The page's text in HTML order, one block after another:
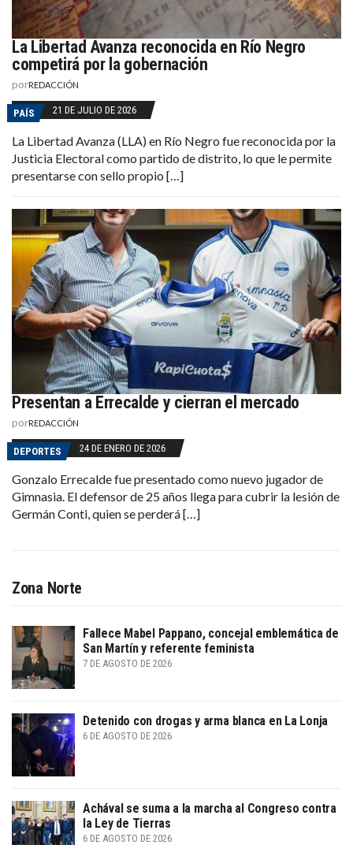
La Libertad Avanza reconocida en Río Negro
competirá por la gobernación
porREDACCIÓN
PAÍS 21 DE JULIO DE 2026
La Libertad Avanza (LLA) en Río Negro fue reconocida por la
Justicia Electoral como partido de distrito, lo que le permite
presentarse con sello propio […]
Presentan a Errecalde y cierran el mercado
porREDACCIÓN
DEPORTES 24 DE ENERO DE 2026
Gonzalo Errecalde fue presentado como nuevo jugador de
Gimnasia. El defensor de 25 años llega para cubrir la lesión de
Germán Conti, quien se perderá […]
Zona Norte
Fallece Mabel Pappano, concejal emblemática de
San Martín y referente feminista
7 DE AGOSTO DE 2026
Detenido con drogas y arma blanca en La Lonja
6 DE AGOSTO DE 2026
Achával se suma a la marcha al Congreso contra
la Ley de Tierras
6 DE AGOSTO DE 2026